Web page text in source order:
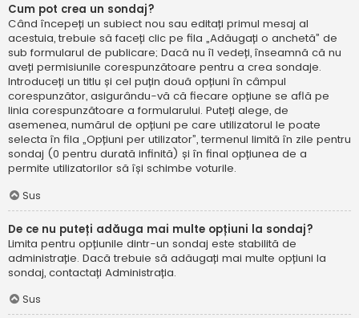
Cum pot crea un sondaj?
Când începeți un subiect nou sau editați primul mesaj al
acestuia, trebuie să faceți clic pe fila „Adăugați o anchetă” de
sub formularul de publicare; Dacă nu îl vedeți, înseamnă că nu
aveți permisiunile corespunzătoare pentru a crea sondaje.
Introduceți un titlu și cel puțin două opțiuni în câmpul
corespunzător, asigurându-vă că fiecare opțiune se află pe
linia corespunzătoare a formularului. Puteți alege, de
asemenea, numărul de opțiuni pe care utilizatorul le poate
selecta în fila „Opțiuni per utilizator”, termenul limită în zile pentru
sondaj (0 pentru durată infinită) și în final opțiunea de a
permite utilizatorilor să își schimbe voturile.
Sus
De ce nu puteți adăuga mai multe opțiuni la sondaj?
Limita pentru opțiunile dintr-un sondaj este stabilită de
administrație. Dacă trebuie să adăugați mai multe opțiuni la
sondaj, contactați Administrația.
Sus